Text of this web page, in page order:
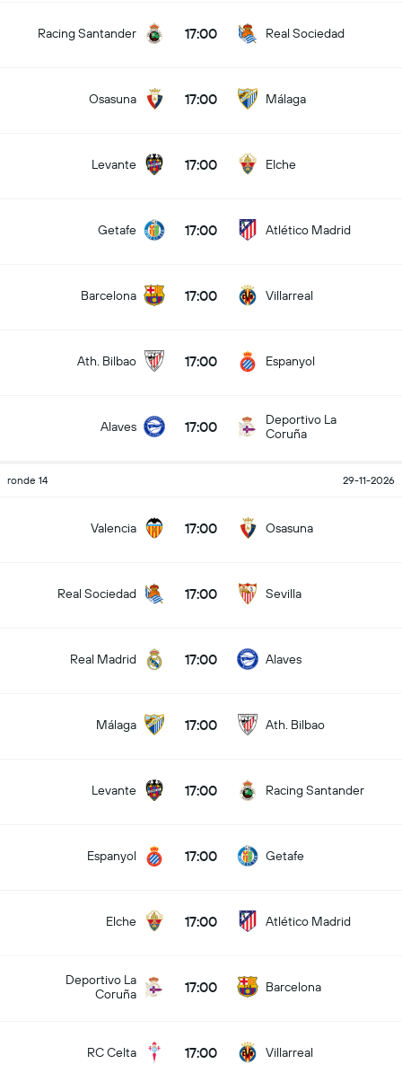
Racing Santander 17:00 Real Sociedad
Osasuna 17:00 Málaga
Levante 17:00 Elche
Getafe 17:00 Atlético Madrid
Barcelona 17:00 Villarreal
Ath. Bilbao 17:00 Espanyol
Alaves 17:00
Deportivo La
Coruña
ronde 14 29-11-2026
Valencia 17:00 Osasuna
Real Sociedad 17:00 Sevilla
Real Madrid 17:00 Alaves
Málaga 17:00 Ath. Bilbao
Levante 17:00 Racing Santander
Espanyol 17:00 Getafe
Elche 17:00 Atlético Madrid
Deportivo La
Coruña
17:00 Barcelona
RC Celta 17:00 Villarreal